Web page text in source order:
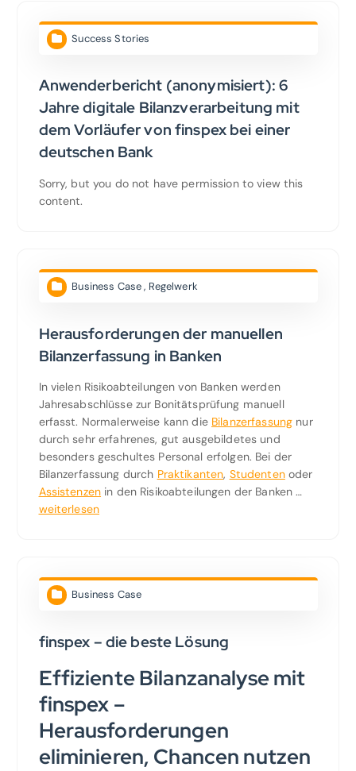
Success Stories
Anwenderbericht (anonymisiert): 6
Jahre digitale Bilanzverarbeitung mit
dem Vorläufer von finspex bei einer
deutschen Bank
Sorry, but you do not have permission to view this
content.
Business Case, Regelwerk
Herausforderungen der manuellen
Bilanzerfassung in Banken
In vielen Risikoabteilungen von Banken werden
Jahresabschlüsse zur Bonitätsprüfung manuell
erfasst. Normalerweise kann die Bilanzerfassung nur
durch sehr erfahrenes, gut ausgebildetes und
besonders geschultes Personal erfolgen. Bei der
Bilanzerfassung durch Praktikanten, Studentenoder
Assistenzen in den Risikoabteilungen der Banken …
weiterlesen
Business Case
finspex – die beste Lösung
Effiziente Bilanzanalyse mit
finspex –
Herausforderungen
eliminieren, Chancen nutzen